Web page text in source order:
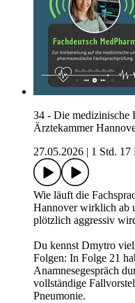
34 - Die medizinische
Ärztekammer
27.05.2026
1 Std. 17
Wie läuft die
Hannover wirklich ab
plötzlich aggressiv
Du kennst Dmytro
Folgen: In Folge 21
Anamnesegespräch
vollständige
Pneumonie.